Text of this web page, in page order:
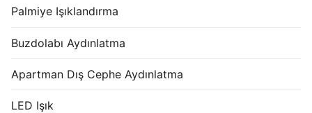
Palmiye Işıklandırma
Buzdolabı Aydınlatma
Apartman Dış Cephe Aydınlatma
LED Işık